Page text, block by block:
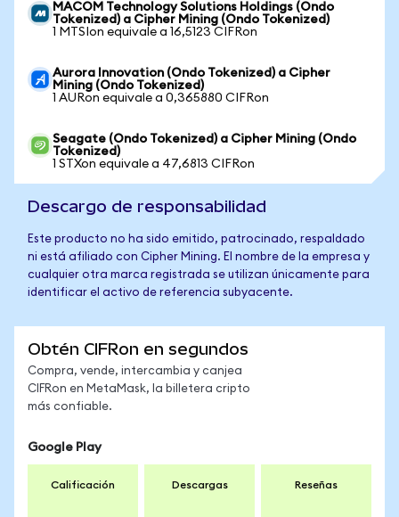
MACOM Technology Solutions Holdings (Ondo
Tokenized) a Cipher Mining (Ondo Tokenized)
1 MTSIon equivale a 16,5123 CIFRon
Aurora Innovation (Ondo Tokenized) a Cipher
Mining (Ondo Tokenized)
1 AURon equivale a 0,365880 CIFRon
Seagate (Ondo Tokenized) a Cipher Mining (Ondo
Tokenized)
1 STXon equivale a 47,6813 CIFRon
Descargo de responsabilidad
Este producto no ha sido emitido, patrocinado, respaldado
ni está afiliado con Cipher Mining. El nombre de la empresa y
cualquier otra marca registrada se utilizan únicamente para
identificar el activo de referencia subyacente.
Obtén CIFRon en segundos
Compra, vende, intercambia y canjea
CIFRon en MetaMask, la billetera cripto
más confiable.
Google Play
Calificación Descargas Reseñas